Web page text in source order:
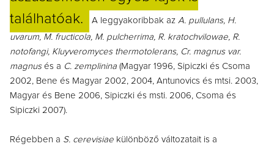
találhatóak.
A leggyakoribbak az A. pullulans, H.
uvarum, M. fructicola, M. pulcherrima, R. kratochvilowae, R.
notofangi, Kluyveromyces thermotolerans, Cr. magnus var.
magnusés a C. zemplinina (Magyar 1996, Sipiczki és Csoma
2002, Bene és Magyar 2002, 2004, Antunovics és mtsi. 2003,
Magyar és Bene 2006, Sipiczki és msti. 2006, Csoma és
Sipiczki 2007).
Régebben a S. cerevisiae különböző változatait is a